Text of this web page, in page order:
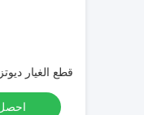
قطع الغيار